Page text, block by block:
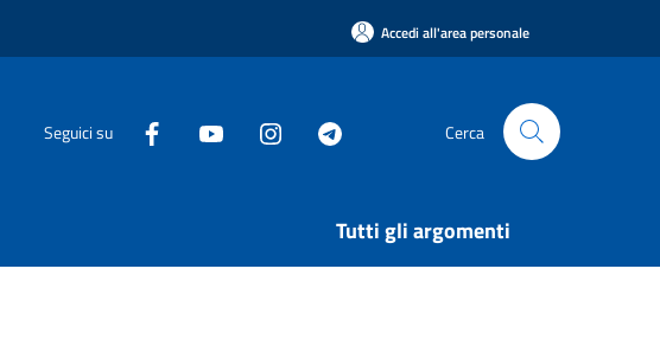
Accedi all'area personale
Seguici su Cerca
Tutti gli argomenti